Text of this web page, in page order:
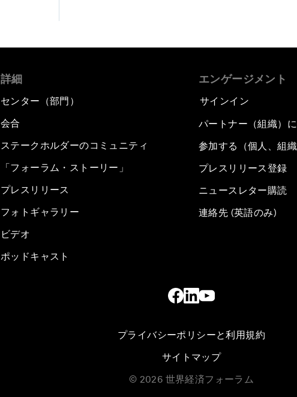
詳細
センター（部門）
会合
ステークホルダーのコミュニティ
「フォーラム・ストーリー」
プレスリリース
フォトギャラリー
ビデオ
ポッドキャスト
エンゲージメント
サインイン
パートナー（組織）
参加する（個人、組織
プレスリリース登録
ニュースレター購読
連絡先 (英語のみ)
プライバシーポリシーと利用規約
サイトマップ
© 2026 世界経済フォーラム